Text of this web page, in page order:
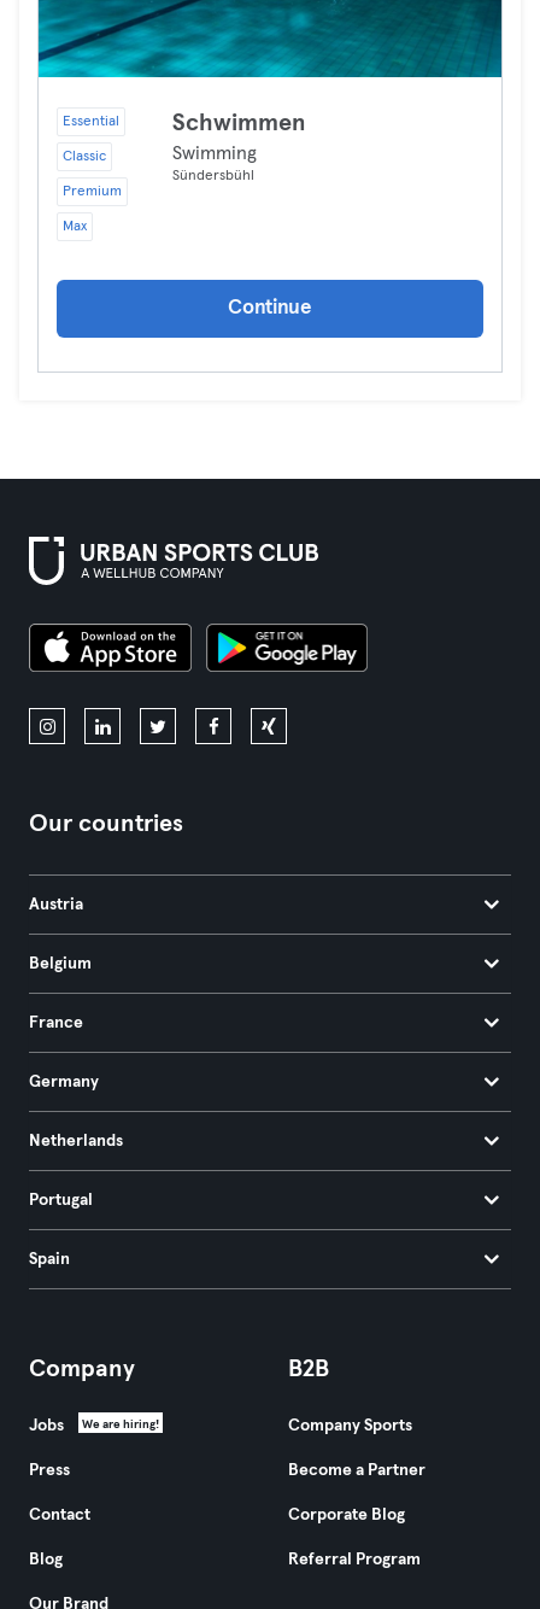
Essential
Classic
Premium
Max
Schwimmen
Swimming
Sündersbühl
Continue
Our countries
Austria
Belgium
France
Germany
Netherlands
Portugal
Spain
Company
Jobs We are hiring!
Press
Contact
Blog
Our Brand
B2B
Company Sports
Become a Partner
Corporate Blog
Referral Program